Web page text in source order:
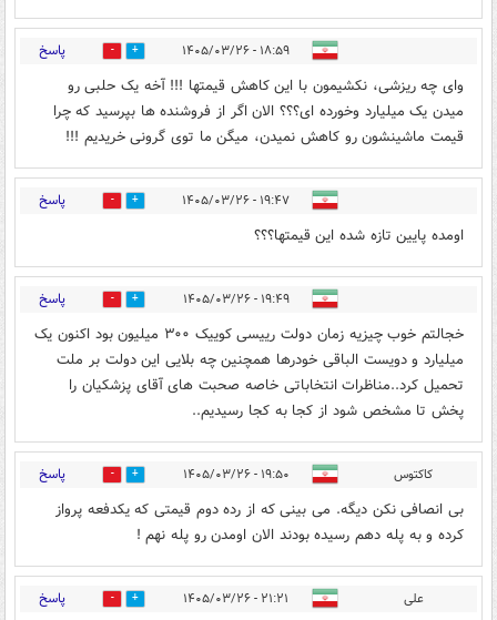
۱۸:۵۹ - ۱۴۰۵/۰۳/۲۶ 2 پاسخ
وای چه ریزشی، نکشیمون با این کاهش قیمتها !!! آخه یک حلبی رو
میدن یک میلیارد وخورده ای؟؟؟ الان اگر از فروشنده ها بپرسید که چرا
قیمت ماشینشون رو کاهش نمیدن، میگن ما توی گرونی خریدیم !!!
۱۹:۴۷ - ۱۴۰۵/۰۳/۲۶ 2 پاسخ
اومده پایین تازه شده این قیمتها؟؟؟
۱۹:۴۹ - ۱۴۰۵/۰۳/۲۶ 1 پاسخ
خجالتم خوب چیزیه زمان دولت رییسی کوییک ۳۰۰ میلیون بود اکنون یک
میلیارد و دویست الباقی خودرها همچنین چه بلایی این دولت بر ملت
تحمیل کرد..مناظرات انتخاباتی خاصه صحبت های آقای پزشکیان را
پخش تا مشخص شود از کجا به کجا رسیدیم..
کاکتوس ۱۹:۵۰ - ۱۴۰۵/۰۳/۲۶ 0 پاسخ
بی انصافی نکن دیگه. می بینی که از رده دوم قیمتی که یکدفعه پرواز
کرده و به پله دهم رسیده بودند الان اومدن رو پله نهم !
علی ۲۱:۲۱ - ۱۴۰۵/۰۳/۲۶ 0 پاسخ